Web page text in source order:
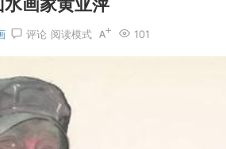
评论 101
阅读模式